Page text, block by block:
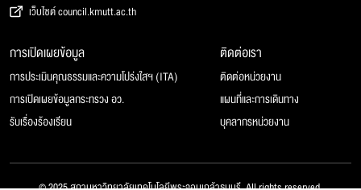
เว็บไซต์ council.kmutt.ac.th
การเปิดเผยข้อมูล
การประเมินคุณธรรมและความโปร่งใสฯ (ITA)
การเปิดเผยข้อมูลกระทรวง อว.
รับเรื่องร้องเรียน
ติดต่อเรา
ติดต่อหน่วยงาน
แผนที่และการเดินทาง
บุคลากรหน่วยงาน